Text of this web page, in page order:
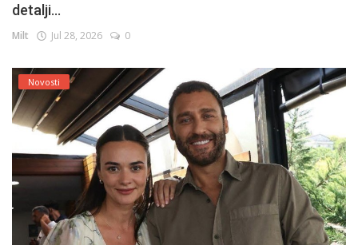
detalji...
Milt Jul 28, 2026 0
Novosti